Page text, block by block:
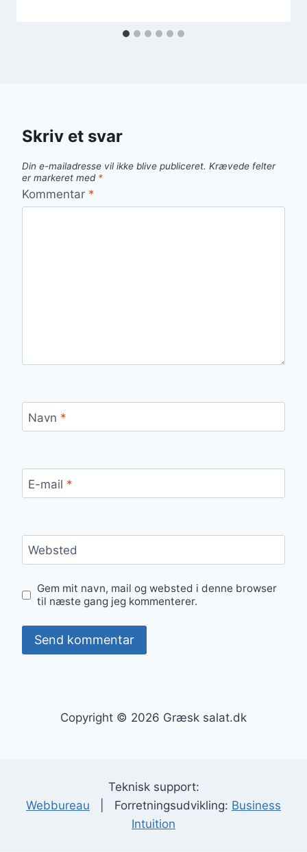
Skriv et svar
Din e-mailadresse vil ikke blive publiceret. Krævede felter
er markeret med *
Kommentar *
Navn *
E-mail *
Websted
Gem mit navn, mail og websted i denne browser
til næste gang jeg kommenterer.
Copyright © 2026 Græsk salat.dk
Teknisk support:
Webbureau | Forretningsudvikling: Business
Intuition